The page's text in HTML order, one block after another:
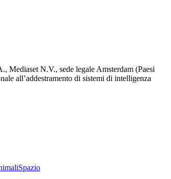
N.V., sede legale Amsterdam (Paesi
all’addestramento di sistemi di intelligenza
Spazio